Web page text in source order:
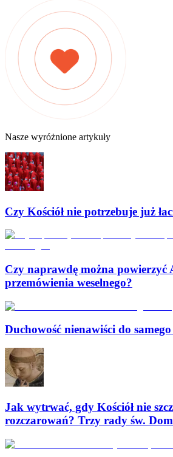
Nasze wyróżnione artykuły
Czy Kościół nie potrzebuje już
Czy naprawdę można powierzyć
przemówienia weselnego?
Duchowość nienawiści do samego
Jak wytrwać, gdy Kościół nie
rozczarowań? Trzy rady św.